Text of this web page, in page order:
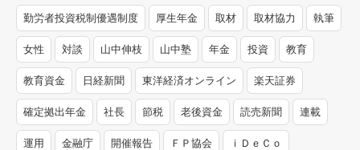
勤労者投資税制優遇制度 厚生年金 取材 取材協力 執筆
女性 対談 山中伸枝 山中塾 年金 投資 教育
教育資金 日経新聞 東洋経済オンライン 楽天証券
確定拠出年金 社長 節税 老後資金 読売新聞 連載
運用 金融庁 開催報告 ＦＰ協会 ｉＤｅＣｏ